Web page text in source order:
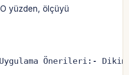
yüzden, ölçüyü
Önerileri:-